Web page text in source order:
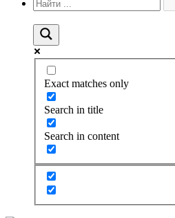
Exact matches only
Search in title
Search in content